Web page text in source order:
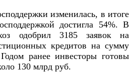
изменилась, в итоге
достигла 54%. В
одобрил 3185 заявок на
кредитов на сумму
ранее инвесторы готовы
130 млрд руб.